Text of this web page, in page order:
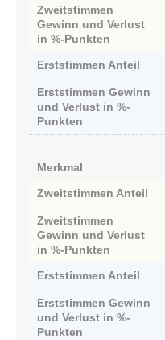
Zweitstimmen
Gewinn und Verlust
in %-Punkten
Erststimmen Anteil
Erststimmen Gewinn
und Verlust in %-
Punkten
Merkmal
Zweitstimmen Anteil
Zweitstimmen
Gewinn und Verlust
in %-Punkten
Erststimmen Anteil
Erststimmen Gewinn
und Verlust in %-
Punkten